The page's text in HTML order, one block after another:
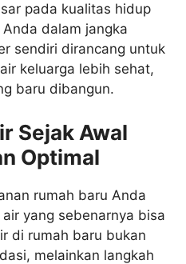
pada kualitas hidup
dalam jangka
sendiri dirancang untuk
keluarga lebih sehat,
baru dibangun.
Sejak Awal
Optimal
rumah baru Anda
yang sebenarnya bisa
di rumah baru bukan
melainkan langkah